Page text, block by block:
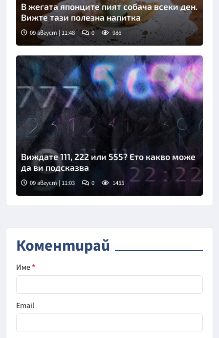
В жегата японците пият собача всеки ден.
Вижте тази полезна напитка
09 август | 11:48 0 986
Виждате 111, 222 или 555? Ето какво може
да ви подсказва
09 август | 11:03 0 1455
Коментирай
Име*
Email